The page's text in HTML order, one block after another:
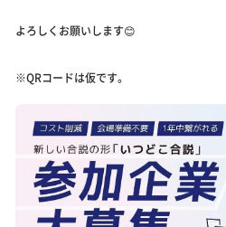
よろしくお願いします😊
※QRコードは仮です。